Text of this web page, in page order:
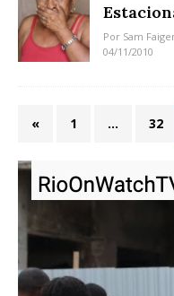
Por Sam
04/11/2010
« 1 … 32